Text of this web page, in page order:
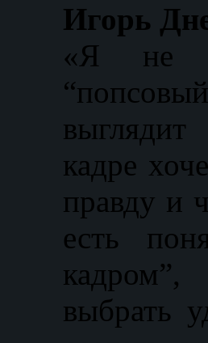
Игорь
«Я не
кадре
правду и
есть
выбрать